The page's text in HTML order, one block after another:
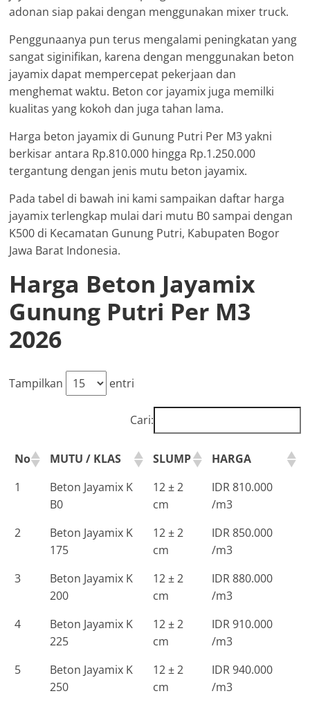
adonan siap pakai dengan menggunakan mixer truck.
Penggunaanya pun terus mengalami peningkatan yang
sangat siginifikan, karena dengan menggunakan beton
jayamix dapat mempercepat pekerjaan dan
menghemat waktu. Beton cor jayamix juga memilki
kualitas yang kokoh dan juga tahan lama.
Harga beton jayamix di Gunung Putri Per M3 yakni
berkisar antara Rp.810.000 hingga Rp.1.250.000
tergantung dengan jenis mutu beton jayamix.
Pada tabel di bawah ini kami sampaikan daftar harga
jayamix terlengkap mulai dari mutu B0 sampai dengan
K500 di Kecamatan Gunung Putri, Kabupaten Bogor
Jawa Barat Indonesia.
Harga Beton Jayamix
Gunung Putri Per M3
2026
Tampilkan entri
Cari:
No MUTU / KLAS SLUMP
HARGA
1
Beton Jayamix K
B0
12 ± 2
cm
IDR 810.000
/m3
2
Beton Jayamix K
175
12 ± 2
cm
IDR 850.000
/m3
3
Beton Jayamix K
200
12 ± 2
cm
IDR 880.000
/m3
4
Beton Jayamix K
225
12 ± 2
cm
IDR 910.000
/m3
5
Beton Jayamix K
250
12 ± 2
cm
IDR 940.000
/m3